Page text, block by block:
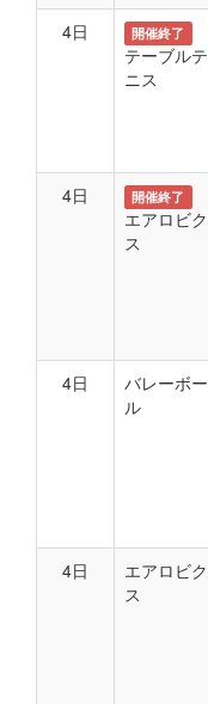
4日
開催終了
テーブルテ
ニス
4日
開催終了
エアロビク
ス
4日
バレーボー
ル
4日
エアロビク
ス